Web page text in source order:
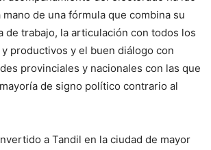
de una fórmula que combina su
de trabajo, la articulación con todos los
productivos y el buen diálogo con
provinciales y nacionales con las que
de signo político contrario al
a Tandil en la ciudad de mayor